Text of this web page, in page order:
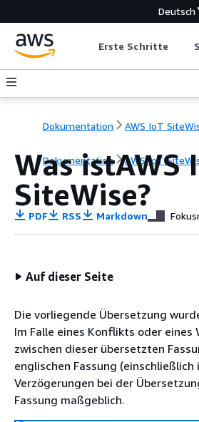
Deutsch
Erste Schritte
Dokumentation AWS IoT
Dokumentation AWS IoT
Was istAWS
SiteWise?
PDF RSS Markdown
Auf dieser Seite
Die vorliegende Übersetzung
Im Falle eines Konflikts oder eines
zwischen dieser übersetzten
englischen Fassung
Verzögerungen bei der
Fassung maßgeblich.